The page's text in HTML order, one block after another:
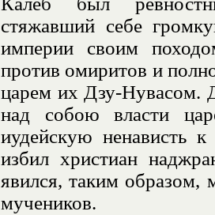
стяжавший себе
империи своим
против омиритов и
царем их Дзу-Нувасом.
над собою власти
иудейскую ненависть
избил христиан
явился, таким образом,
мучеников.